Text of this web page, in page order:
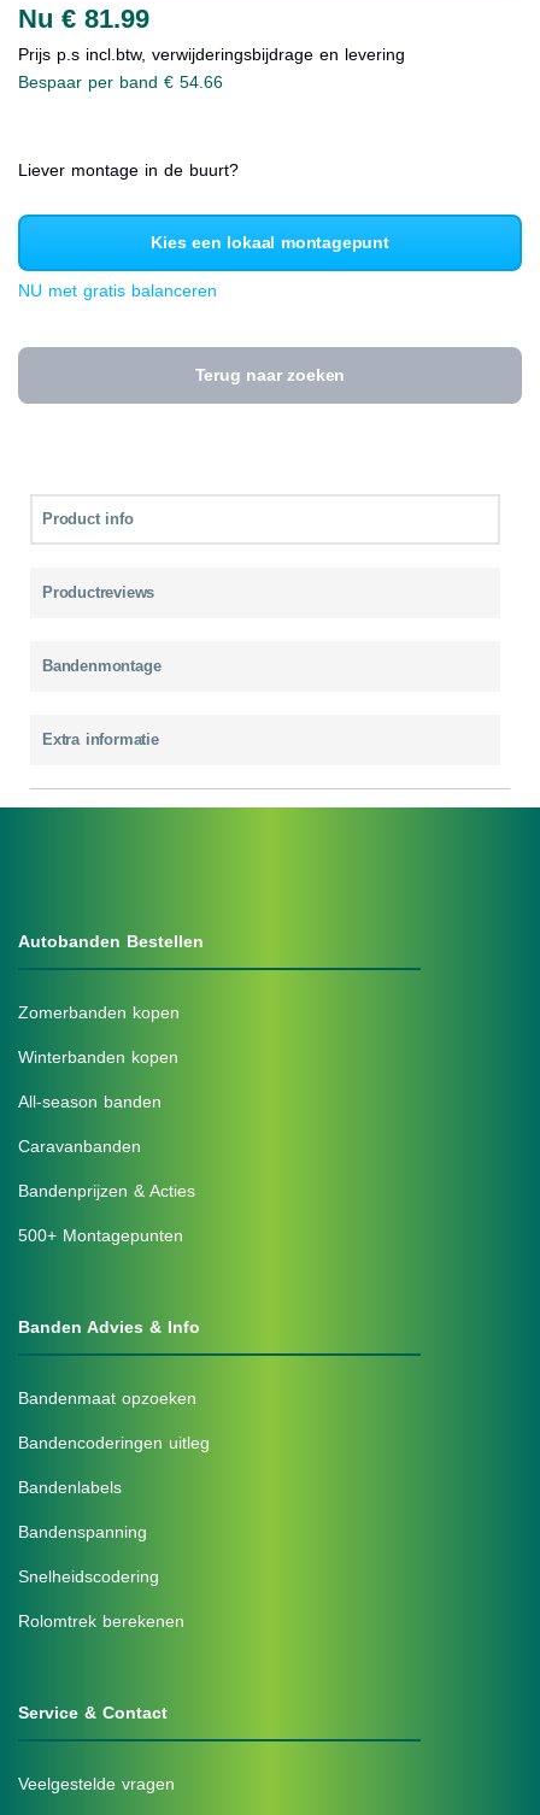
Nu € 81.99
Prijs p.s incl.btw, verwijderingsbijdrage en levering
Bespaar per band € 54.66
Liever montage in de buurt?
Kies een lokaal montagepunt
NU met gratis balanceren
Terug naar zoeken
Product info
Productreviews
Bandenmontage
Extra informatie
Autobanden Bestellen
Zomerbanden kopen
Winterbanden kopen
All-season banden
Caravanbanden
Bandenprijzen & Acties
500+ Montagepunten
Banden Advies & Info
Bandenmaat opzoeken
Bandencoderingen uitleg
Bandenlabels
Bandenspanning
Snelheidscodering
Rolomtrek berekenen
Service & Contact
Veelgestelde vragen